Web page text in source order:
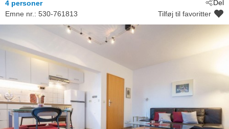
Del
4 personer
Emne nr.: 530-761813 Tilføj til favoritter